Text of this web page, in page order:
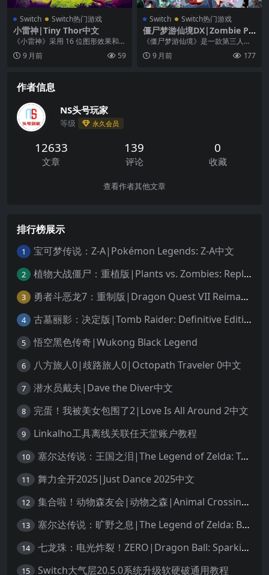
Switch Switch热门游戏
小雷神|Tiny Thor中文
《小雷神》采用 16 位图形效果和围
绕“雷神之锤”的游戏玩法，引领我们
的北欧英雄...
9 月前 59
Switch Switch热门游戏
僵尸梦游仙境DX|Zombie Pa
nic In Wonderland DX中文
《僵尸梦游仙境》是一款第三人称
射击游戏。游戏主题轻松幽默，玩
家们要操控着经典的童...
9 月前 177
作者信息
NS头号玩家
等级 永久会员
12633
文章
139
评论
0
收藏
查看作者其他文章
排行榜展示
1 宝可梦传说：Z-A|Pokémon Legends: Z-A中文
2 植物大战僵尸：重植版|Plants vs. Zombies: Replanted中文
3 勇者斗恶龙7：重制版|Dragon Quest VII Reimagined中文
4 古墓丽影：决定版|Tomb Raider: Definitive Edition中文
5 悟空黑色传奇|Wukong Black Legend
6 八方旅人0|歧路旅人0|Octopath Traveler 0中文
7 潜水员戴夫|Dave the Diver中文
8 完蛋！我被美女包围了2|Love Is All Around 2中文
9 Linkalho工具离线关联任天堂账户教程
10 塞尔达传说：王国之泪|The Legend of Zelda: Tears of the Kingdom中文
11 舞力全开2025|Just Dance 2025中文
12 集合啦！动物森友会|动物之森|Animal Crossing: New Horizons中文
13 塞尔达传说：旷野之息|The Legend of Zelda: Breath of the Wild中文
14 七龙珠：电光炸裂！ZERO|Dragon Ball: Sparking! Zero中文
15 Switch大气层20.5.0系统升级软硬破通用教程